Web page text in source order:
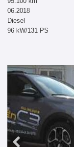
06.2018
Diesel
96 kW/131 PS